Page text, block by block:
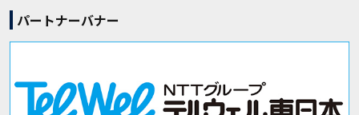
パートナーバナー